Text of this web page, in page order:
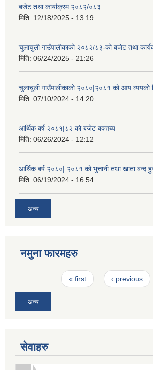
बजेट तथा कार्याक्रम २०८२/०८३
मिति: 12/18/2025 - 13:19
चुलाचुली गाउँपालीकाको २०८२/८३-को बजेट तथा
मिति: 06/24/2025 - 21:26
चुलाचुली गाउँपालीकाको २०८०|२०८१ को आय व्ययको
मिति: 07/10/2024 - 14:20
आर्थिक बर्ष २०८१|८२ को बजेट बक्त्तब्य
मिति: 06/26/2024 - 12:12
आर्थिक बर्ष २०८०| २०८१ को भुत्तानी तथा खाता बन्द
मिति: 06/19/2024 - 16:54
अन्य
नमुना फारमहरु
« first ‹ previous
अन्य
सेवाहरु